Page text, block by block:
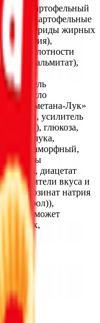
картофельный
картофельные
диглицериды жирных
натрия),
кислотности
масло
«Сметана-Лук»
усилитель
глюкоза,
и лука,
аморфный,
диацетат
усилители вкуса и
5-инозинат натрия
может